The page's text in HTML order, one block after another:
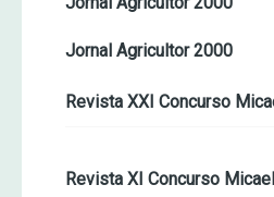
Jornal Agricultor 2000
Revista XXI Concurso
Revista XI Concurso